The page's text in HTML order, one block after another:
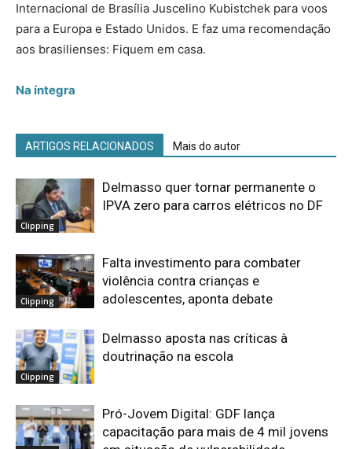
Internacional de Brasília Juscelino Kubistchek para voos
para a Europa e Estado Unidos. E faz uma recomendação
aos brasilienses: Fiquem em casa.
Na íntegra
ARTIGOS RELACIONADOS Mais do autor
Clipping
Delmasso quer tornar permanente o
IPVA zero para carros elétricos no DF
Clipping
Falta investimento para combater
violência contra crianças e
adolescentes, aponta debate
Clipping
Delmasso aposta nas críticas à
doutrinação na escola
Pró-Jovem Digital: GDF lança
capacitação para mais de 4 mil jovens